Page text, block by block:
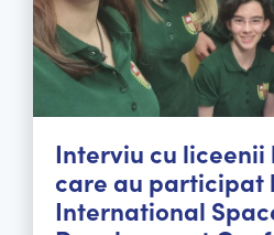
Interviu cu liceenii
care au participat
International